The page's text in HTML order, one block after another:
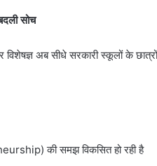
सोच
विशेषज्ञ अब सीधे सरकारी स्कूलों के
की समझ विकसित हो रही है